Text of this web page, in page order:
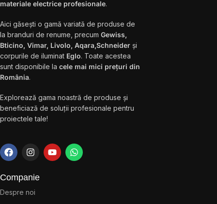
materiale electrice profesionale.
Aici găsești o gamă variată de produse de
la branduri de renume, precum Gewiss,
Bticino, Vimar, Livolo, Aqara,Schneider și
corpurile de iluminat Eglo. Toate acestea
sunt disponibile la cele mai mici prețuri din
România.
Explorează gama noastră de produse și
beneficiază de soluții profesionale pentru
proiectele tale!
Companie
Despre noi